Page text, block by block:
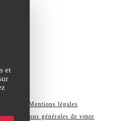
Mentions légales
Conditions générales de vente
et